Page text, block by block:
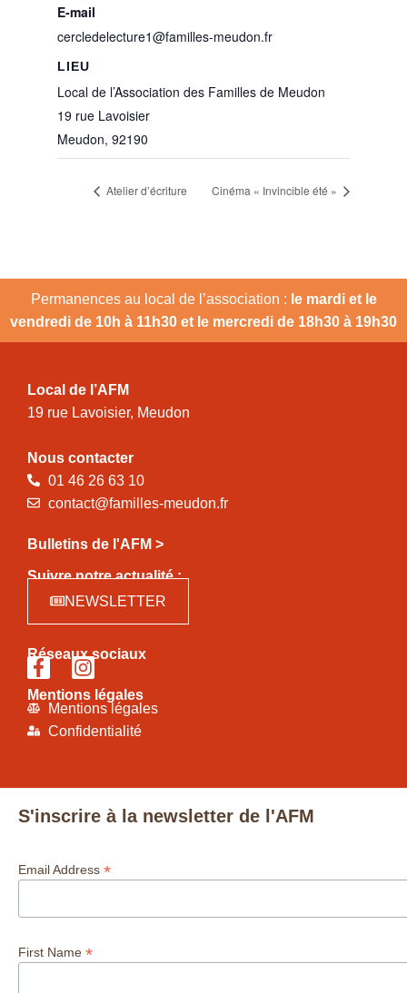
LIEU
Local de l’Association des Familles de Meudon
19 rue Lavoisier
Meudon, 92190
E-mail
cercledelecture1@familles-meudon.fr
Atelier d’écriture Cinéma « Invincible été »
Permanences au local de l’association : le mardi et le
vendredi de 10h à 11h30 et le mercredi de 18h30 à 19h30
Local de l’AFM
19 rue Lavoisier, Meudon
Nous contacter
01 46 26 63 10
contact@familles-meudon.fr
Bulletins de l'AFM >
Suivre notre actualité :
NEWSLETTER
Réseaux sociaux
Mentions légales
Mentions légales
Confidentialité
S'inscrire à la newsletter de l'AFM
Email Address *
First Name *